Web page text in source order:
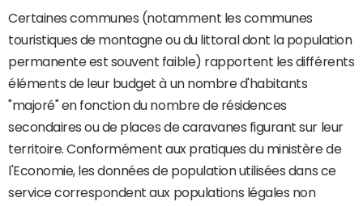
Certaines communes (notamment les communes
touristiques de montagne ou du littoral dont la population
permanente est souvent faible) rapportent les différents
éléments de leur budget à un nombre d'habitants
"majoré" en fonction du nombre de résidences
secondaires ou de places de caravanes figurant sur leur
territoire. Conformément aux pratiques du ministère de
l'Economie, les données de population utilisées dans ce
service correspondent aux populations légales non